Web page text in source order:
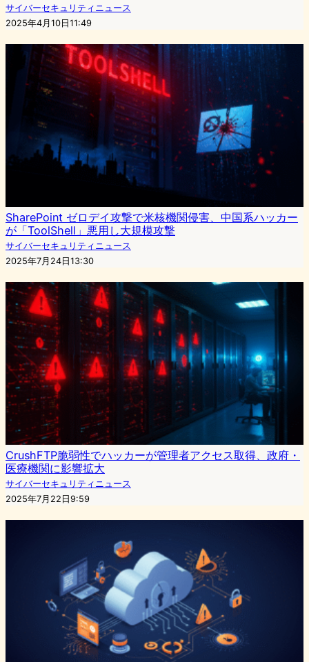
サイバーセキュリティニュース
2025年4月10日11:49
SharePoint ゼロデイ攻撃で米核機関侵害、中国系ハッカー
が「ToolShell」悪用し大規模攻撃
サイバーセキュリティニュース
2025年7月24日13:30
CrushFTP脆弱性でハッカーが管理者アクセス取得、政府・
医療機関に影響拡大
サイバーセキュリティニュース
2025年7月22日9:59